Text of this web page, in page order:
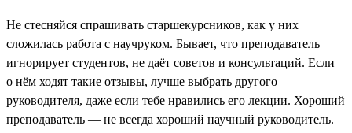
Не стесняйся спрашивать старшекурсников, как у них
сложилась работа с научруком. Бывает, что преподаватель
игнорирует студентов, не даёт советов и консультаций. Если
о нём ходят такие отзывы, лучше выбрать другого
руководителя, даже если тебе нравились его лекции. Хороший
преподаватель — не всегда хороший научный руководитель.